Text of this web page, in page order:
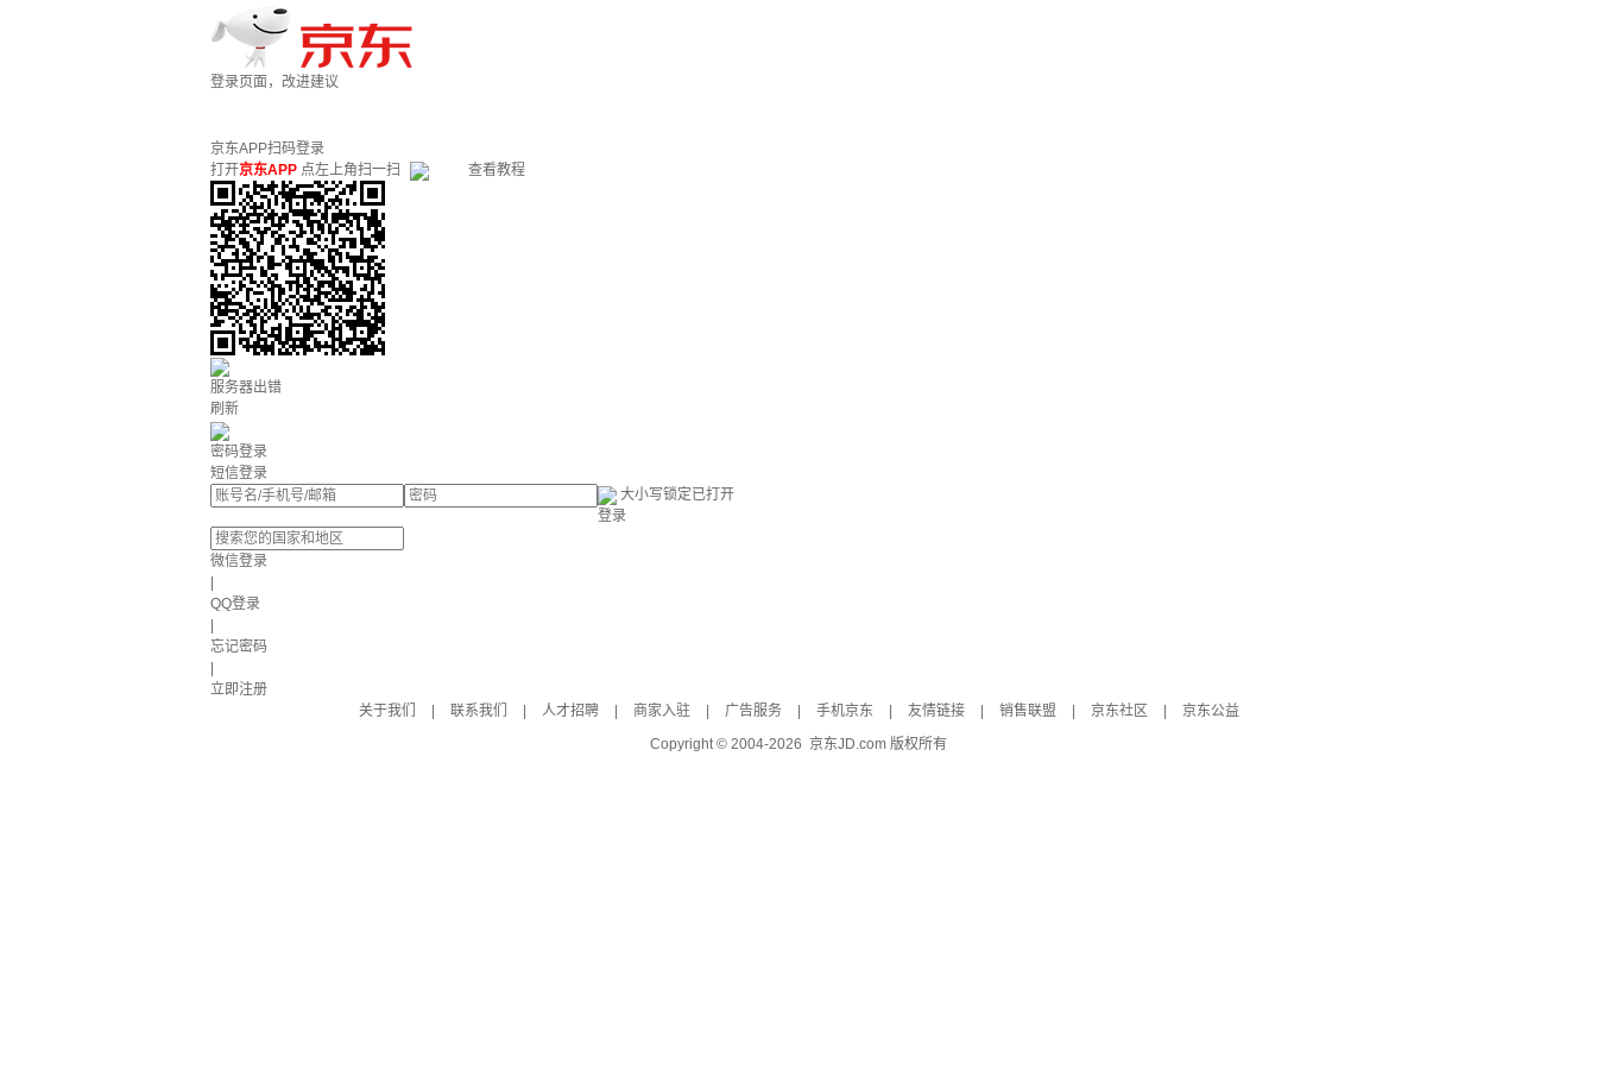
登录页面，改进建议
京东APP扫码登录
打开京东APP 点左上角扫一扫 查看教程
服务器出错
刷新
密码登录
短信登录
大小写锁定已打开
登录
微信登录
QQ登录
忘记密码
立即注册
关于我们
联系我们 人才招聘 商家入驻 广告服务 手机京东 友情链接 销售联盟 京东社区
京东公益
Copyright © 2004-2026 京东JD.com 版权所有